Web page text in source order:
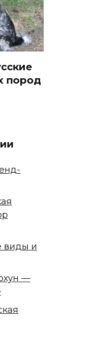
пород
виды и
—